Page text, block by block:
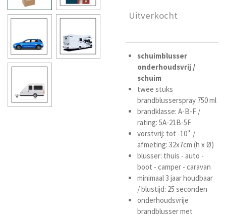
Uitverkocht
schuimblusser
onderhoudsvrij /
schuim
twee stuks
brandblusserspray 750 ml
brandklasse: A-B-F /
rating: 5A-21B-5F
vorstvrij: tot -10˚ /
afmeting: 32x7cm (h x Ø)
blusser: thuis - auto -
boot - camper - caravan
minimaal 3 jaar houdbaar
/ blustijd: 25 seconden
onderhoudsvrije
brandblusser met